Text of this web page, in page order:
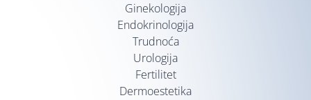
Ginekologija
Endokrinologija
Trudnoća
Urologija
Fertilitet
Dermoestetika